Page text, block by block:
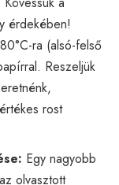
érdekében!
ra (alsó-felső
Reszeljük
rost
Egy nagyobb
olvasztott